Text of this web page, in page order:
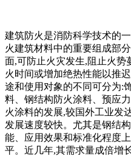
建筑防火是消防科学技术的
火建筑材料中的重要组成部
面,可防止火灾发生,阻止火势
火时间或增加绝热性能以推
途和使用对象的不同可分为:
料、钢结构防火涂料、预应
火涂料的发展,较国外工业发
发展速度较快。尤其是钢结
能、应用效果和标准化程度
平。近几年,其需求量成倍增